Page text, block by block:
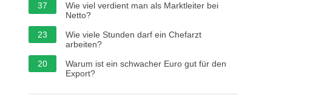
37
Wie viel verdient man als Marktleiter bei
Netto?
23
Wie viele Stunden darf ein Chefarzt
arbeiten?
20
Warum ist ein schwacher Euro gut für den
Export?